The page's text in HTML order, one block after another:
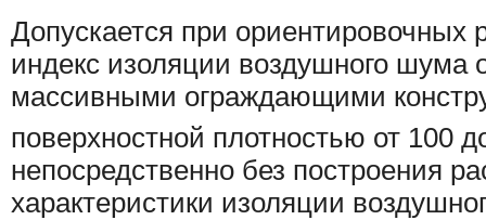
Допускается при ориентировочных
индекс изоляции воздушного шума
массивными ограждающими
поверхностной плотностью от 100
непосредственно без построения
характеристики изоляции